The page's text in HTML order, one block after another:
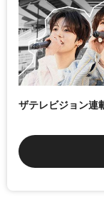
ザテレビジョン連